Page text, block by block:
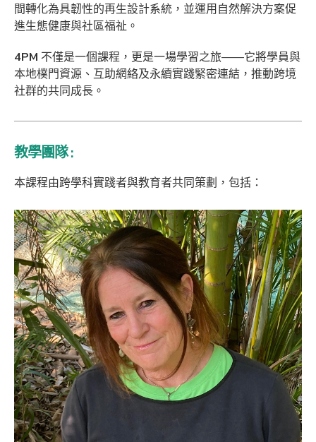
間轉化為具韌性的再生設計系統，並運用自然解決方案促
進生態健康與社區福祉。
4PM 不僅是一個課程，更是一場學習之旅——它將學員與
本地樸門資源、互助網絡及永續實踐緊密連結，推動跨境
社群的共同成長。
教學團隊 :
本課程由跨學科實踐者與教育者共同策劃，包括：